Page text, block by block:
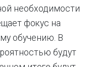
необходимости
фокус на
обучению. В
будут